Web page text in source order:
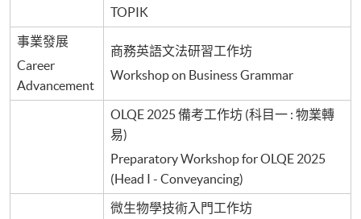
TOPIK
事業發展
Career
Advancement
商務英語文法研習工作坊
Workshop on Business Grammar
OLQE 2025 備考工作坊 (科目一 : 物業轉
易)
Preparatory Workshop for OLQE 2025
(Head I - Conveyancing)
微生物學技術入門工作坊